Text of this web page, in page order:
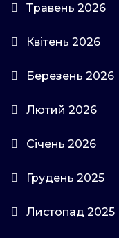
Травень 2026
Квітень 2026
Березень 2026
Лютий 2026
Січень 2026
Грудень 2025
Листопад 2025